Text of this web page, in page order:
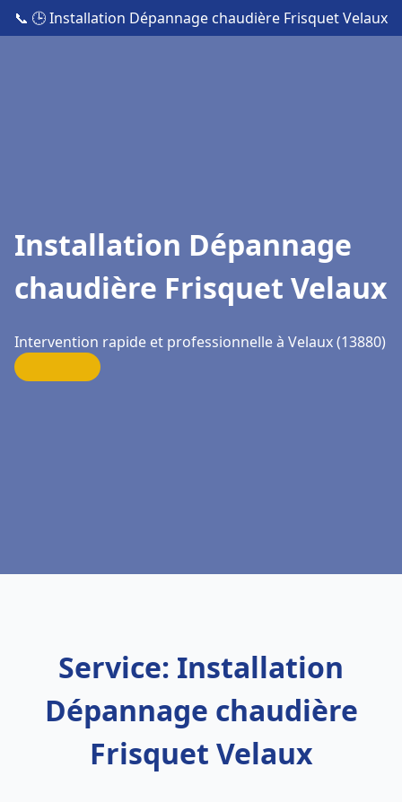
📞 🕒 Installation Dépannage chaudière Frisquet Velaux
Installation Dépannage
chaudière Frisquet Velaux
Intervention rapide et professionnelle à Velaux (13880)
Service: Installation
Dépannage chaudière
Frisquet Velaux